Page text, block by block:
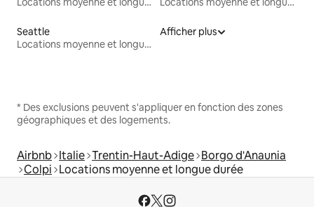
Seattle
Locations moyenne et longue durée
Afficher plus
* Des exclusions peuvent s'appliquer en fonction des zones
géographiques et des logements.
Airbnb Italie Trentin-Haut-Adige Borgo d'Anaunia
Colpi Locations moyenne et longue durée